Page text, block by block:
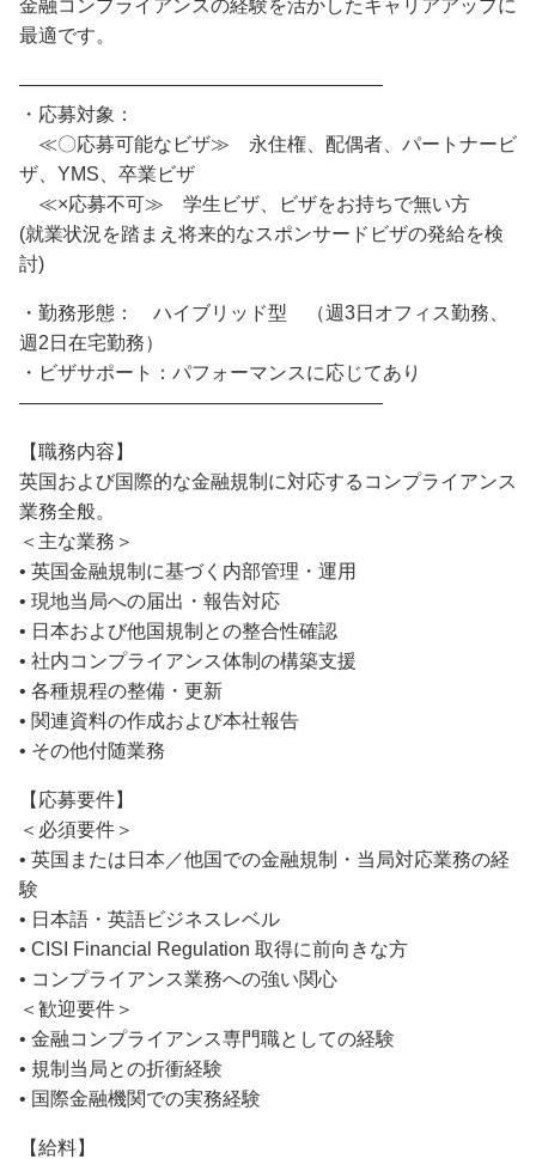
金融コンプライアンスの経験を活かしたキャリアアップに
最適です。
―――――――――――――――――――
・応募対象：
≪〇応募可能なビザ≫ 永住権、配偶者、パートナービ
ザ、YMS、卒業ビザ
≪×応募不可≫ 学生ビザ、ビザをお持ちで無い方
(就業状況を踏まえ将来的なスポンサードビザの発給を検
討)
・勤務形態： ハイブリッド型 （週3日オフィス勤務、
週2日在宅勤務）
・ビザサポート：パフォーマンスに応じてあり
―――――――――――――――――――
【職務内容】
英国および国際的な金融規制に対応するコンプライアンス
業務全般。
＜主な業務＞
• 英国金融規制に基づく内部管理・運用
• 現地当局への届出・報告対応
• 日本および他国規制との整合性確認
• 社内コンプライアンス体制の構築支援
• 各種規程の整備・更新
• 関連資料の作成および本社報告
• その他付随業務
【応募要件】
＜必須要件＞
• 英国または日本／他国での金融規制・当局対応業務の経
験
• 日本語・英語ビジネスレベル
• CISI Financial Regulation 取得に前向きな方
• コンプライアンス業務への強い関心
＜歓迎要件＞
• 金融コンプライアンス専門職としての経験
• 規制当局との折衝経験
• 国際金融機関での実務経験
【給料】